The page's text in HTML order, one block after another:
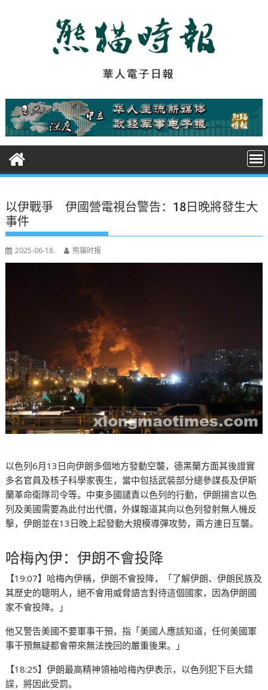
t
以伊戰爭 伊國營電視台警告：18日晚將發生大
事件
2025-06-18 熊猫时报
以色列6月13日向伊朗多個地方發動空襲，德黑蘭方面其後證實
多名官員及核子科學家喪生，當中包括武裝部分總參謀長及伊斯
蘭革命衛隊司令等。中東多國譴責以色列的行動，伊朗揚言以色
列及美國需要為此付出代價，外媒報道其向以色列發射無人機反
擊，伊朗並在13日晚上起發動大規模導彈攻勢，兩方連日互襲。
哈梅內伊：伊朗不會投降
【19:07】哈梅內伊稱，伊朗不會投降，「了解伊朗、伊朗民族及
其歷史的聰明人，絕不會用威脅語言對待這個國家，因為伊朗國
家不會投降。」
他又警告美國不要軍事干預，指「美國人應該知道，任何美國軍
事干預無疑都會帶來無法挽回的嚴重後果。」
【18:25】伊朗最高精神領袖哈梅內伊表示，以色列犯下巨大錯
誤，將因此受罰。